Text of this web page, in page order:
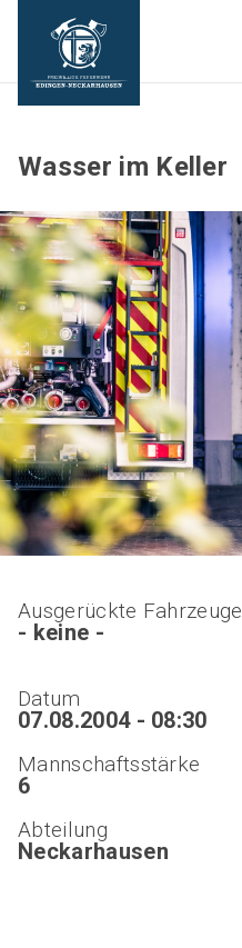
Wasser im Keller
Ausgerückte Fahrzeuge
- keine -
Datum
07.08.2004 - 08:30
Mannschaftsstärke
6
Abteilung
Neckarhausen